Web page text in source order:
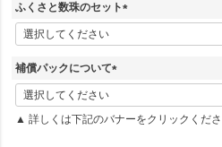
ふくさと数珠のセット
(
必
補償パックについて
(
必
須
▲ 詳しくは下記のバナーをクリックくださ